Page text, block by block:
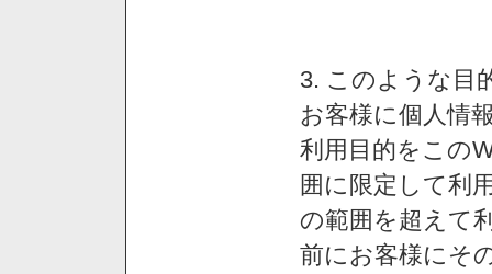
3. このような目
お客様に個人情
利用目的をこの
囲に限定して利
の範囲を超えて
前にお客様にそ